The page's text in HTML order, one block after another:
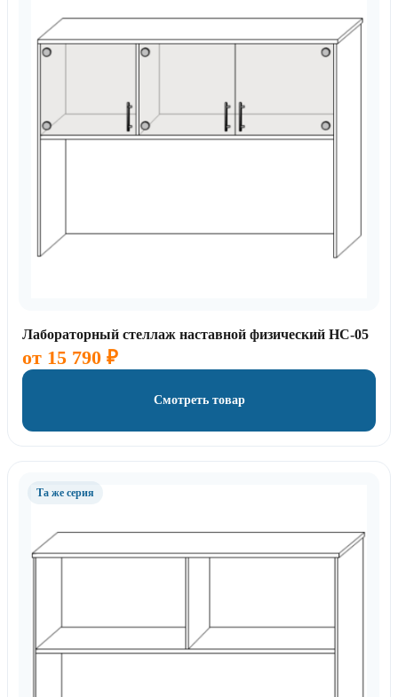
Лабораторный стеллаж наставной физический НС-05
от 15 790 ₽
Смотреть товар
Та же серия